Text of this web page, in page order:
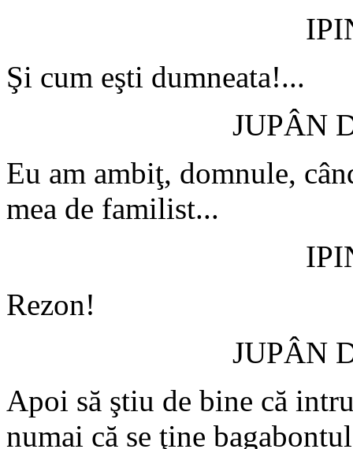
Şi cum eşti dumneata!...
JUPÂN
Eu am ambiţ, domnule,
mea de familist...
Rezon!
JUPÂN
Apoi să ştiu de bine că
numai că se ţine